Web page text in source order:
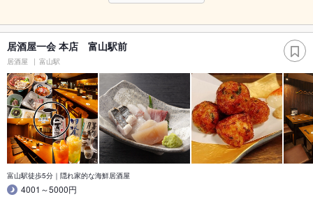
居酒屋一会 本店 富山駅前
居酒屋 富山駅
富山駅徒歩5分｜隠れ家的な海鮮居酒屋
4001～5000円